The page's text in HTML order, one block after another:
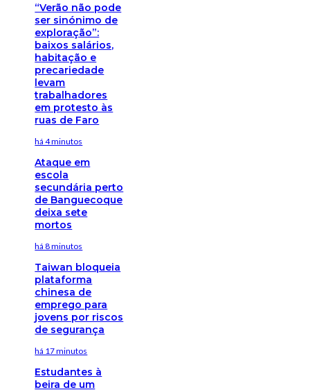
“Verão não pode
ser sinónimo de
exploração”:
baixos salários,
habitação e
precariedade
levam
trabalhadores
em protesto às
ruas de Faro
há 4 minutos
Ataque em
escola
secundária perto
de Banguecoque
deixa sete
mortos
há 8 minutos
Taiwan bloqueia
plataforma
chinesa de
emprego para
jovens por riscos
de segurança
há 17 minutos
Estudantes à
beira de um